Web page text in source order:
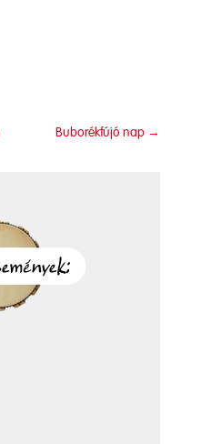
Buborékfújó nap →